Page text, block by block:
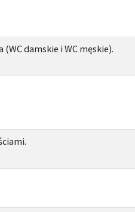
damskie i WC męskie).